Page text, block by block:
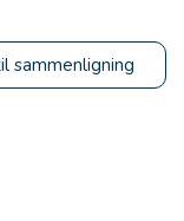
sammenligning